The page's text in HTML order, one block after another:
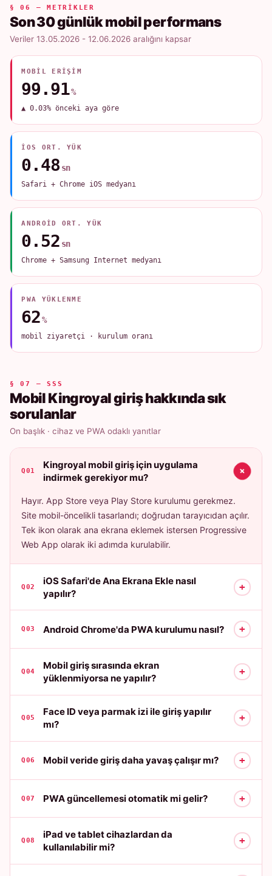
§ 06 — METRIKLER
Son 30 günlük mobil performans
Veriler 13.05.2026 - 12.06.2026 aralığını kapsar
MOBIL ERIŞIM
99.91%
▲ 0.03% önceki aya göre
IOS ORT. YÜK
0.48 sn
Safari + Chrome iOS medyanı
ANDROID ORT. YÜK
0.52 sn
Chrome + Samsung Internet medyanı
PWA YÜKLENME
62%
mobil ziyaretçi · kurulum oranı
§ 07 — SSS
Mobil Kingroyal giriş hakkında sık
sorulanlar
On başlık · cihaz ve PWA odaklı yanıtlar
Q01
Kingroyal mobil giriş için uygulama
indirmek gerekiyor mu?
+
Hayır. App Store veya Play Store kurulumu gerekmez.
Site mobil-öncelikli tasarlandı; doğrudan tarayıcıdan açılır.
Tek ikon olarak ana ekrana eklemek istersen Progressive
Web App olarak iki adımda kurulabilir.
Q02
iOS Safari'de Ana Ekrana Ekle nasıl
yapılır?
+
Q03 Android Chrome'da PWA kurulumu nasıl? +
Q04
Mobil giriş sırasında ekran
yüklenmiyorsa ne yapılır?
+
Q05
Face ID veya parmak izi ile giriş yapılır
mı?
+
Q06 Mobil veride giriş daha yavaş çalışır mı? +
Q07 PWA güncellemesi otomatik mi gelir? +
Q08
iPad ve tablet cihazlardan da
kullanılabilir mi?
+